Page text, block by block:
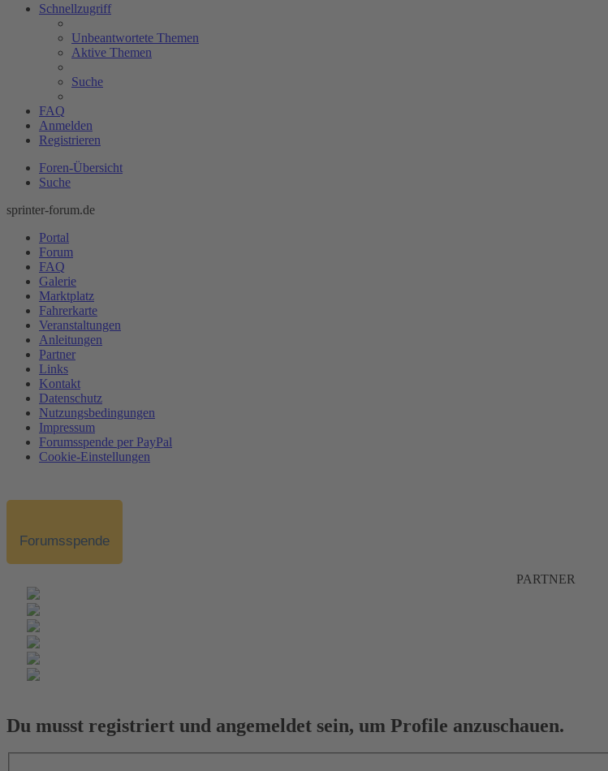
Schnellzugriff
Unbeantwortete Themen
Aktive Themen
Suche
FAQ
Anmelden
Registrieren
Foren-Übersicht
Suche
sprinter-forum.de
Portal
Forum
FAQ
Galerie
Marktplatz
Fahrerkarte
Veranstaltungen
Anleitungen
Partner
Links
Kontakt
Datenschutz
Nutzungsbedingungen
Impressum
Forumsspende per PayPal
Cookie-Einstellungen
Forumsspende
PARTNER
Du musst registriert und angemeldet sein, um Profile anzuschauen.